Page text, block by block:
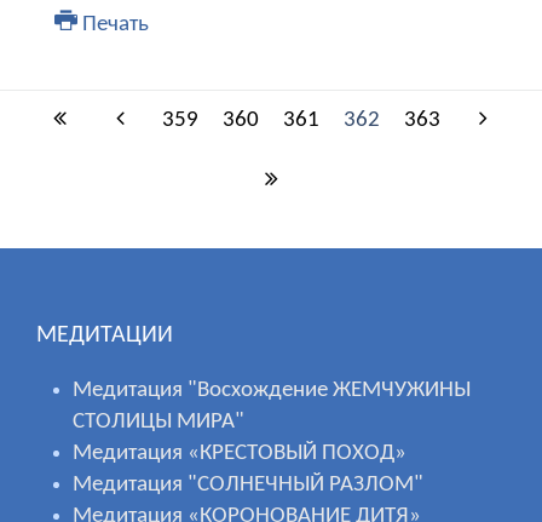
Печать
359 360 361 362 363
МЕДИТАЦИИ
Медитация "Восхождение ЖЕМЧУЖИНЫ
СТОЛИЦЫ МИРА"
Медитация «КРЕСТОВЫЙ ПОХОД»
Медитация "СОЛНЕЧНЫЙ РАЗЛОМ"
Медитация «КОРОНОВАНИЕ ДИТЯ»